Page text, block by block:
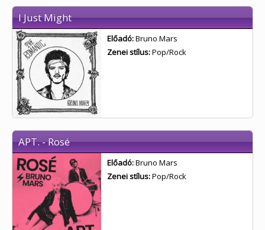
I Just Might
Előadó:Bruno Mars
Zenei stílus:Pop/Rock
APT. - Rosé
Előadó:Bruno Mars
Zenei stílus:Pop/Rock